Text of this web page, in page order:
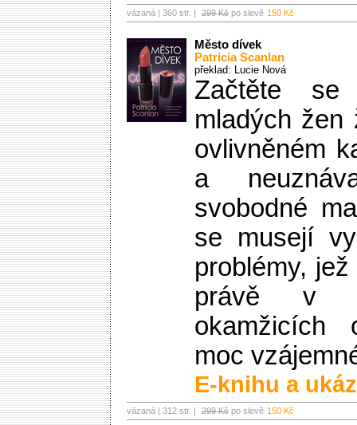
vázaná | 360 str. | 299 Kč po slevě 150 Kč
Město dívek
Patricia Scanlan
překlad: Lucie Nová
Začtěte
mladých žen
ovlivněném
a
svobodné
se musejí
problémy,
právě v
okamžicích
moc
E-knihu a
vázaná | 312 str. | 299 Kč po slevě 150 Kč